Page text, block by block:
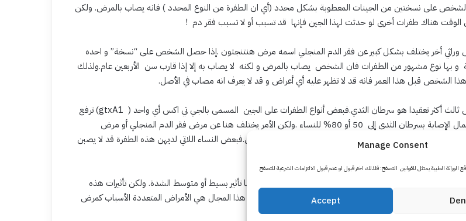
Manage Consent
الوراثة الطبية يمتثل للقوانين التصفح: فلذلك اختر قبول او عدم قبول الالتزامات الشرعية للتصفح
Accept
على نسختين من الجينات المعطوبة بشكل محدد (أي ان الطفرة من النوع المحدد ) فانه يصاب بالمرض. ولكن
هناك طفرات أخرى لو حدثت لهذا الجين فإنها قد تسبب أو لا تسبب فقر دم !
أخر يختلف بشكل كبير عن فقر الدم المنجلي اسمه مرض هنتنجتون .إذا حصل الشخص على “نسخة” و احده
و بها نوع مشهور من الطفرات فان الشخص يصاب بالمرض و لكنه لا يصاب به إلا إذا قارب سن الأربعين عام.ولذلك
هذا الشخص قبل هذا العمر فانه قد لا تظهر عليه أي أعراض و قد لا يعرف انه مصاب في الأصل.
مرض ثالث أكثر تعقيدا هو سرطان الثدي.فبعض أنواع الطفرات على الجين المسمى بالجي تي اكس أي واحد ( gtxA1) ترفع
من احتمال الإصابة بسرطان الثدي إلى 50 أو 80% للنساء .ولكن الأمر يختلف هنا عن مرض فقر الدم المنجلي أو مرض
فوجود الطفرة لا تعني انه يجب أن يصاب الشخص بسرطان الثدي.فبعض النساء اللاتي لديهن هذه الطفرة قد لا يصبن
الثدي مع وجود الطفرة لديهن!.
الأخر أمراض ناتجة عن طفرات في عدة جينات.كل طفرة منها لها تأثير بسيط أو متوسط الشدة. ولكن تأثيرات هذه
المختلفة مجتمعه قد يؤدي لحدوث المرض. و من أهم الأمثلة في هذا المجال هي الأمراض المتعددة الأسباب كمرض
أو السكر أو ارتفاع ضغط الدم و غيرها من الأمراض.